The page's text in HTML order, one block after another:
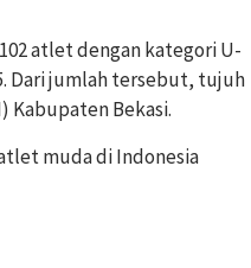
atlet dengan kategori U-
Dari jumlah tersebut, tujuh
Kabupaten Bekasi.
muda di Indonesia